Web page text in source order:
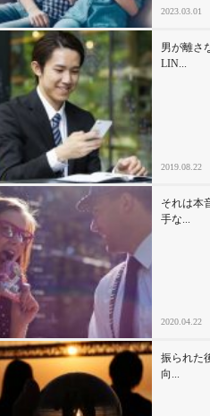
2023.03.01
男が離さ
LIN...
2019.08.22
それは本
手な...
2020.04.22
振られた
向...